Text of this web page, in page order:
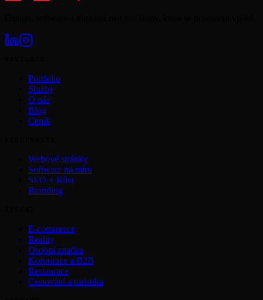
Portfolio
Služby
O nás
Blog
Ceník
Webové stránky
Software na míru
SEO + Růst
Branding
E-commerce
Reality
Osobní značka
Korporace a B2B
Restaurace
Cestování a turistika